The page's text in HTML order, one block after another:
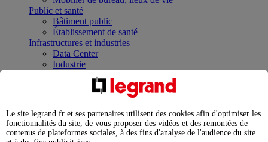
Public et santé
Bâtiment public
Établissement de santé
Infrastructures et industries
Data Center
Industrie
Infrastructures
Contrôler et planifier le fonctionnement des appareils
Répartir et optimiser son tableau électrique
Legrand Data Center Solutions : concentrer les
expertises au service de vos performances
Le site legrand.fr et ses partenaires utilisent des cookies afin d'optimiser les
fonctionnalités du site, de vous proposer des vidéos et des remontées de
contenus de plateformes sociales, à des fins d'analyse de l'audience du site